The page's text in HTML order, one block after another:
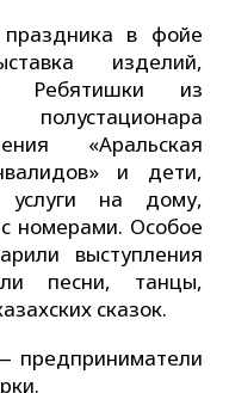
в фойе
изделий,
Ребятишки из
«Аральская
и дети,
услуги на дому,
номерами. Особое
выступления
песни, танцы,
сказок.
предприниматели